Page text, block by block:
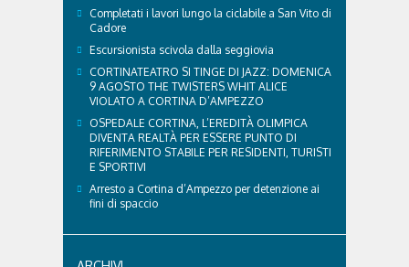
Completati i lavori lungo la ciclabile a San Vito di
Cadore
Escursionista scivola dalla seggiovia
CORTINATEATRO SI TINGE DI JAZZ: DOMENICA
9 AGOSTO THE TWISTERS WHIT ALICE
VIOLATO A CORTINA D’AMPEZZO
OSPEDALE CORTINA, L’EREDITÀ OLIMPICA
DIVENTA REALTÀ PER ESSERE PUNTO DI
RIFERIMENTO STABILE PER RESIDENTI, TURISTI
E SPORTIVI
Arresto a Cortina d’Ampezzo per detenzione ai
fini di spaccio